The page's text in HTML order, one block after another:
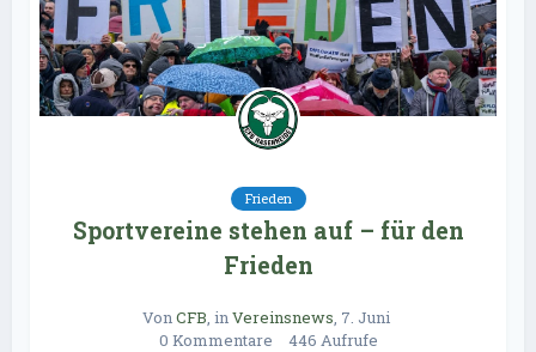
Frieden
Sportvereine stehen auf – für den
Frieden
VonCFB, inVereinsnews, 7. Juni
0 Kommentare
446 Aufrufe